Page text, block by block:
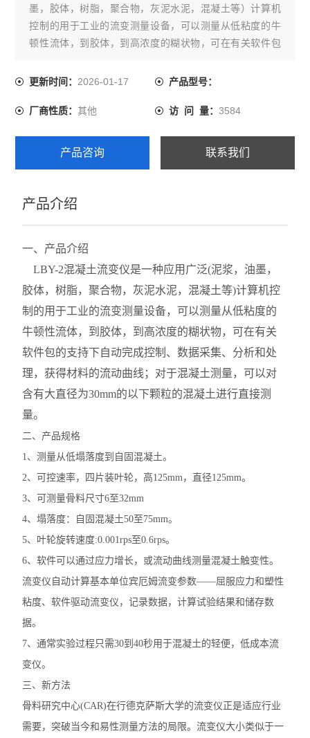
塑性混凝土渗透系数测定仪
混凝土弹性模量测定仪
混凝土含气量测定仪
混凝土氯离子测定仪
混凝土压力泌水仪
混凝土贯入阻力仪
混凝土振动台
混凝土单卧轴搅拌机
混凝土抗渗仪
墨，胶体，树脂，聚合物，灰泥水泥，混凝土等）计算机
控制的用于工业的流变测量设备，可以测量从低粘度的牛
顿性流体，到胶体，到高浓度的糊状物，可在有关软件包
料的流动曲线；对于混凝土测量，可以对含有大直径为
更新时间：2026-01-17 产品型号：
厂商性质：其他 访 问 量： 3584
产品咨询 联系我们
产品介绍
一、 产品介绍
LBY-2混凝土流变仪是一种应用广泛(泥浆，油墨，
胶体，树脂，聚合物，灰泥水泥，混凝土等)计算机控
制的用于工业的流变测量设备，可以测量从低粘度的
牛顿性流体，到胶体，到高浓度的糊状物，可在有关
软件包的支持下自动完成控制、数据采集、分析和处
理，获得材料的流动曲线；对于混凝土测量，可以对
含有大直径为30mm的以下颗粒的混凝土进行直接测
量。
二、产品规格
1、 测量从低塌落度到自固混凝土。
2、
可控速率，四片装叶轮，高125mm，直径125mm。
3、
可测量骨料尺寸6至32mm
4、塌落度：自固混凝土50至75mm。
5、 叶轮旋转速度:0.001rps至0.6rps。
6、软件可以通过应力增长，或流动曲线测量混凝土触变性。
流变仪自动计算基本单位宾厄姆流变参数——屈服应力和塑性
粘度、软件驱动流变仪，记录数据，计算试验结果和储存数
据。
7、通常实验过程只需30到40秒用于混凝土的轻便，低成本流
变仪。
三、新方法
骨料研究中心(CAR)在行德克萨斯大学的流变仪正是适应行业
需要，突破当今和易性测量方法的局限。流变仪大小类似于一